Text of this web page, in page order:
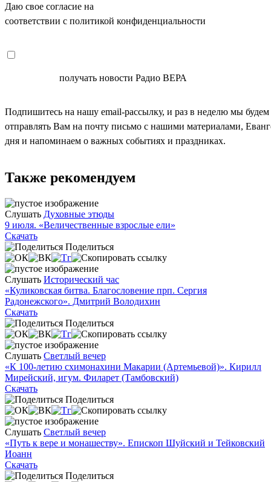
Даю свое согласие на
соответствии с политикой конфиденциальности
получать новости Радио ВЕРА
Подпишитесь на нашу email-рассылку, и раз в неделю мы будем
отправлять Вам на почту письмо с нашими материалами,
дня и напоминаем о важных событиях и праздниках.
Также рекомендуем
Слушать Духовные этюды
9 июля. «Величественные взрослые ели»
Скачать
Поделиться
Слушать Исторический час
«Куликовская битва. Благословение прп. Сергия
Радонежского». Дмитрий Володихин
Скачать
Поделиться
Слушать Светлый вечер
«К 100-летию схимонахини Макарии (Артемьевой)». Кирилл
Мирейский, игум. Филарет (Тамбовский)
Скачать
Поделиться
Слушать Светлый вечер
«Путь к вере и монашеству». Епископ Шуйский и Тейковский
Иоанн
Скачать
Поделиться